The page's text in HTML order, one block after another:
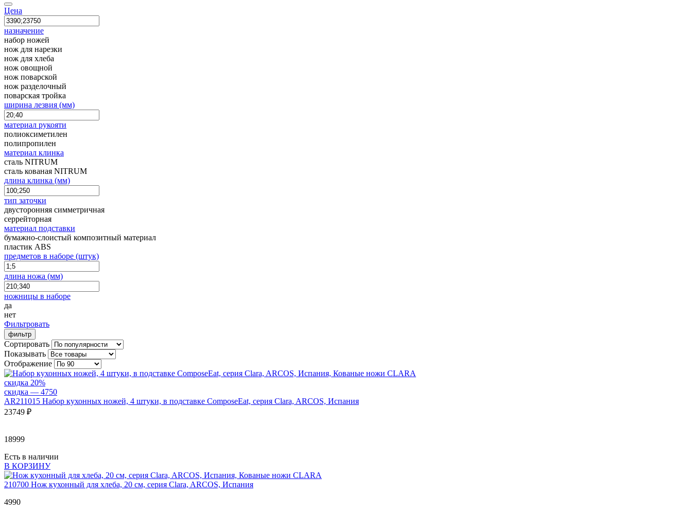
Цена
назначение
набор ножей
нож для нарезки
нож для хлеба
нож овощной
нож поварской
нож разделочный
поварская тройка
ширина лезвия (мм)
материал рукояти
полиоксиметилен
полипропилен
материал клинка
сталь NITRUM
сталь кованая NITRUM
длина клинка (мм)
тип заточки
двусторонняя симметричная
серрейторная
материал подставки
бумажно-слоистый композитный материал
пластик ABS
предметов в наборе (штук)
длина ножа (мм)
ножницы в наборе
да
нет
Фильтровать
фильтр
Сортировать
Показывать
Отображение
скидка 20%
скидка — 4750
AR211015 Набор кухонных ножей, 4 штуки, в подставке ComposeEat, серия Clara, ARCOS, Испания
23749 ₽
18999
Есть в наличии
В КОРЗИНУ
210700 Нож кухонный для хлеба, 20 см, серия Clara, ARCOS, Испания
4990